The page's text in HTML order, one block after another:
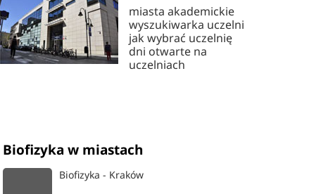
miasta akademickie
wyszukiwarka uczelni
jak wybrać uczelnię
dni otwarte na
uczelniach
Biofizyka w miastach
Biofizyka - Kraków